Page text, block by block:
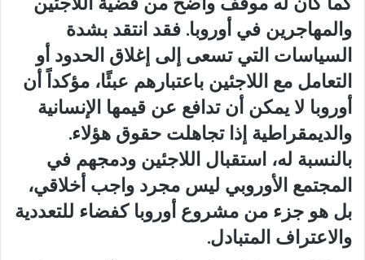
والمهاجرين في أوروبا. فقد انتقد بشدة
السياسات التي تسعى إلى إغلاق الحدود أو
التعامل مع اللاجئين باعتبارهم عبئًا، مؤكداً أن
أوروبا لا يمكن أن تدافع عن قيمها الإنسانية
والديمقراطية إذا تجاهلت حقوق هؤلاء.
بالنسبة له، استقبال اللاجئين ودمجهم في
المجتمع الأوروبي ليس مجرد واجب أخلاقي،
بل هو جزء من مشروع أوروبا كفضاء للتعددية
والاعتراف المتبادل.